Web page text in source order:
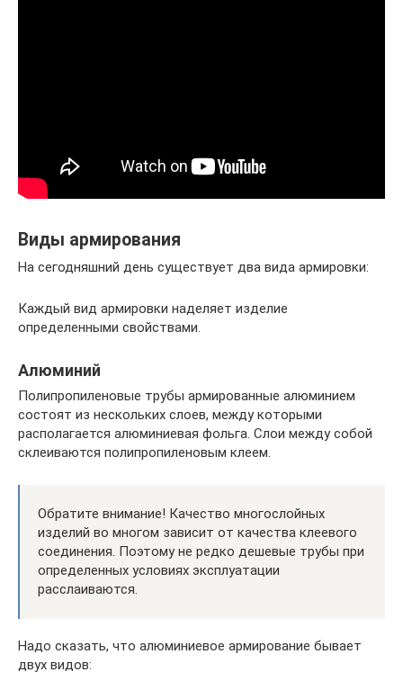
Виды армирования
На сегодняшний день существует два вида армировки:
Каждый вид армировки наделяет изделие
определенными свойствами.
Алюминий
Полипропиленовые трубы армированные алюминием
состоят из нескольких слоев, между которыми
располагается алюминиевая фольга. Слои между собой
склеиваются полипропиленовым клеем.
Обратите внимание! Качество многослойных
изделий во многом зависит от качества клеевого
соединения. Поэтому не редко дешевые трубы при
определенных условиях эксплуатации
расслаиваются.
Надо сказать, что алюминиевое армирование бывает
двух видов: